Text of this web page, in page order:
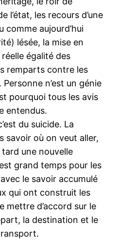
l’état, les recours d’une
comme aujourd’hui
lésée, la mise en
réelle égalité des
remparts contre les
n’est un génie
pourquoi tous les avis
entendus.
du suicide. La
savoir où on veut aller,
tard une nouvelle
grand temps pour les
le savoir accumulé
qui ont construit les
mettre d’accord sur le
la destination et le